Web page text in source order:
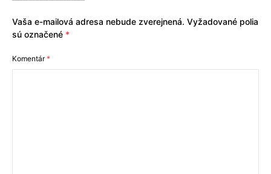
Vaša e-mailová adresa nebude zverejnená. Vyžadované polia
sú označené *
Komentár*